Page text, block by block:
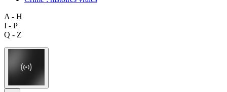
A - H
I - P
Q - Z